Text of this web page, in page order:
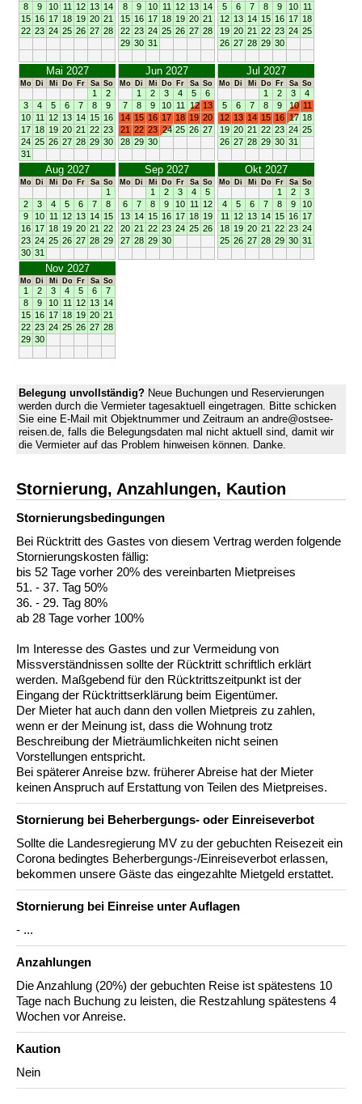
8
9 10 11 12 13 14
15 16 17 18 19 20 21
22 23 24 25 26 27 28
8
9 10 11 12 13 14
15 16 17 18 19 20 21
22 23 24 25 26 27 28
29 30 31
5
6 7 8 9 10 11
12 13 14 15 16 17 18
19 20 21 22 23 24 25
26 27 28 29 30
Mai 2027
Mo Di Mi Do Fr Sa So
1
2
3
4 5 6 7 8
9
10 11 12 13 14 15 16
17 18 19 20 21 22 23
24 25 26 27 28 29 30
31
Jun 2027
Mo Di Mi Do Fr Sa So
1 2 3 4 5
6
7
8 9 10 11 12 13
14 15 16 17 18 19 20
21 22 23 24 25 26 27
28 29 30
Jul 2027
Mo Di Mi Do Fr Sa So
1 2 3
4
5
6 7 8 9 10 11
12 13 14 15 16 17 18
19 20 21 22 23 24 25
26 27 28 29 30 31
Aug 2027
Mo Di Mi Do Fr Sa So
1
2
3 4 5 6 7
8
9
10 11 12 13 14 15
16 17 18 19 20 21 22
23 24 25 26 27 28 29
30 31
Sep 2027
Mo Di Mi Do Fr Sa So
1 2 3 4
5
6
7 8 9 10 11
12
13 14 15 16 17 18 19
20 21 22 23 24 25 26
27 28 29 30
Okt 2027
Mo Di Mi Do Fr Sa So
1 2
3
4
5 6 7 8 9
10
11
12 13 14 15 16 17
18 19 20 21 22 23 24
25 26 27 28 29 30 31
Nov 2027
Mo Di Mi Do Fr Sa So
1 2 3 4 5 6
7
8
9 10 11 12 13 14
15 16 17 18 19 20 21
22 23 24 25 26 27 28
29 30
Belegung unvollständig? Neue Buchungen und Reservierungen
werden durch die Vermieter tagesaktuell eingetragen. Bitte schicken
Sie eine E-Mail mit Objektnummer und Zeitraum an andre@ostsee-
reisen.de, falls die Belegungsdaten mal nicht aktuell sind, damit wir
die Vermieter auf das Problem hinweisen können. Danke.
Stornierung, Anzahlungen, Kaution
Stornierungs­bedingungen
Bei Rücktritt des Gastes von diesem Vertrag werden folgende
Stornierungskosten fällig:
bis 52 Tage vorher 20% des vereinbarten Mietpreises
51. - 37. Tag 50%
36. - 29. Tag 80%
ab 28 Tage vorher 100%
Im Interesse des Gastes und zur Vermeidung von
Missverständnissen sollte der Rücktritt schriftlich erklärt
werden. Maßgebend für den Rücktrittszeitpunkt ist der
Eingang der Rücktrittserklärung beim Eigentümer.
Der Mieter hat auch dann den vollen Mietpreis zu zahlen,
wenn er der Meinung ist, dass die Wohnung trotz
Beschreibung der Mieträumlichkeiten nicht seinen
Vorstellungen entspricht.
Bei späterer Anreise bzw. früherer Abreise hat der Mieter
keinen Anspruch auf Erstattung von Teilen des Mietpreises.
Stornierung bei Beherbergungs- oder Einreiseverbot
Sollte die Landesregierung MV zu der gebuchten Reisezeit ein
Corona bedingtes Beherbergungs-/Einreiseverbot erlassen,
bekommen unsere Gäste das eingezahlte Mietgeld erstattet.
Stornierung bei Einreise unter Auflagen
- ...
Anzahlungen
Die Anzahlung (20%) der gebuchten Reise ist spätestens 10
Tage nach Buchung zu leisten, die Restzahlung spätestens 4
Wochen vor Anreise.
Kaution
Nein